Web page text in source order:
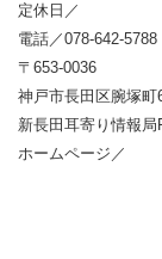
定休日／
電話／078-642-5788
〒653-0036
神戸市長田区腕塚町
新長田耳寄り情報
ホームページ／